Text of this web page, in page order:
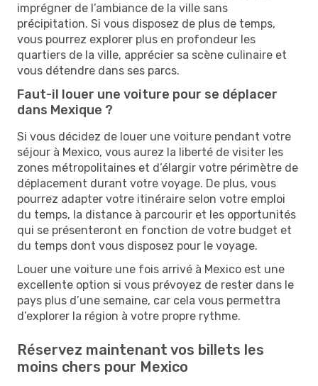
imprégner de l’ambiance de la ville sans
précipitation. Si vous disposez de plus de temps,
vous pourrez explorer plus en profondeur les
quartiers de la ville, apprécier sa scène culinaire et
vous détendre dans ses parcs.
Faut-il louer une voiture pour se déplacer
dans Mexique ?
Si vous décidez de louer une voiture pendant votre
séjour à Mexico, vous aurez la liberté de visiter les
zones métropolitaines et d’élargir votre périmètre de
déplacement durant votre voyage. De plus, vous
pourrez adapter votre itinéraire selon votre emploi
du temps, la distance à parcourir et les opportunités
qui se présenteront en fonction de votre budget et
du temps dont vous disposez pour le voyage.
Louer une voiture une fois arrivé à Mexico est une
excellente option si vous prévoyez de rester dans le
pays plus d’une semaine, car cela vous permettra
d’explorer la région à votre propre rythme.
Réservez maintenant vos billets les
moins chers pour Mexico